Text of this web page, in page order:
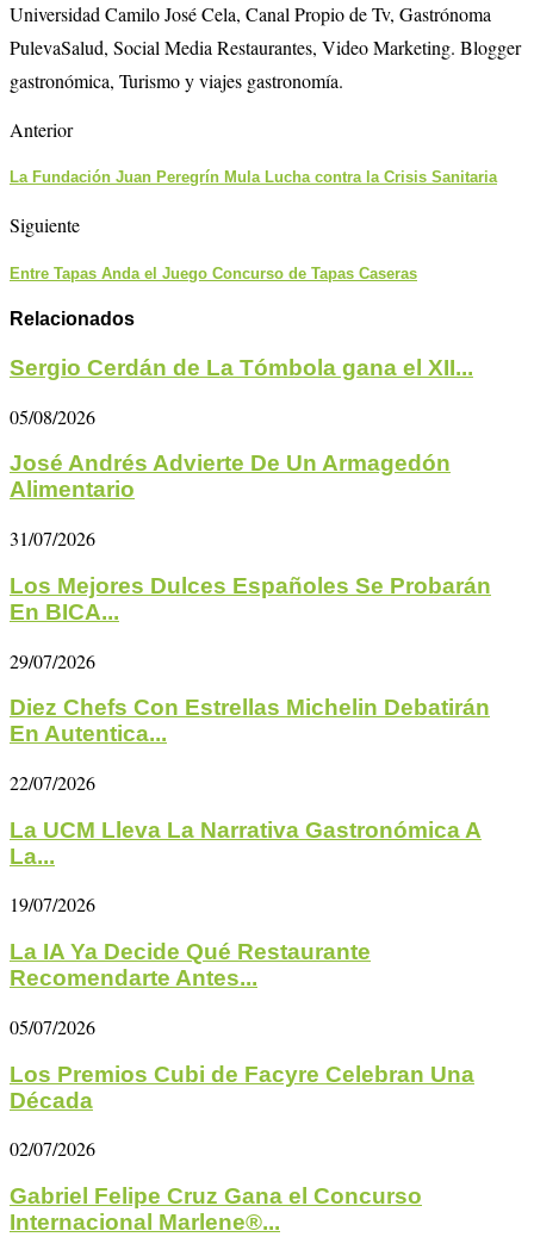
Universidad Camilo José Cela, Canal Propio de Tv, Gastrónoma
PulevaSalud, Social Media Restaurantes, Video Marketing. Blogger
gastronómica, Turismo y viajes gastronomía.
Anterior
La Fundación Juan Peregrín Mula Lucha contra la Crisis Sanitaria
Siguiente
Entre Tapas Anda el Juego Concurso de Tapas Caseras
Relacionados
Sergio Cerdán de La Tómbola gana el XII...
05/08/2026
José Andrés Advierte De Un Armagedón
Alimentario
31/07/2026
Los Mejores Dulces Españoles Se Probarán
En BICA...
29/07/2026
Diez Chefs Con Estrellas Michelin Debatirán
En Autentica...
22/07/2026
La UCM Lleva La Narrativa Gastronómica A
La...
19/07/2026
La IA Ya Decide Qué Restaurante
Recomendarte Antes...
05/07/2026
Los Premios Cubi de Facyre Celebran Una
Década
02/07/2026
Gabriel Felipe Cruz Gana el Concurso
Internacional Marlene®...